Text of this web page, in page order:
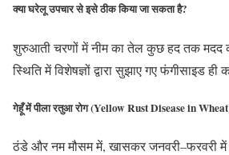
क्या घरेलू उपचार से इसे ठीक किया जा सकता है?
शुरुआती चरणों में नीम का तेल कुछ हद तक मदद
स्थिति में विशेषज्ञों द्वारा सुझाए गए फंगीसाइड ही
गेहूँ में पीला रतुआ रोग (Yellow Rust Disease in
ठंडे और नम मौसम में, खासकर जनवरी–फरवरी